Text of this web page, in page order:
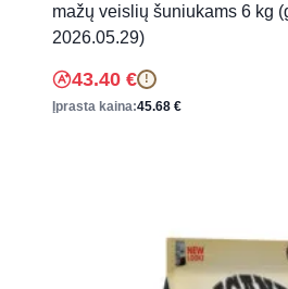
mažų veislių šuniukams 6 kg
2026.05.29)
43.40 € !
Įprasta kaina:45.68 €